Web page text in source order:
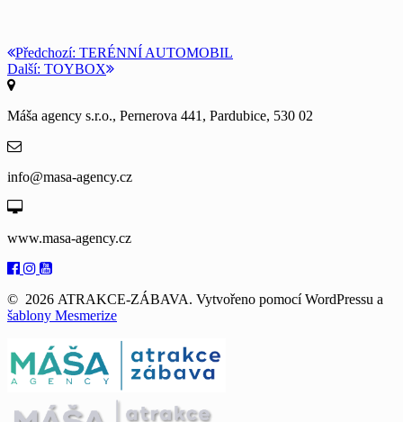
Navigace
pro
příspěvek
Předchozí: Předchozí
příspěvek:
TERÉNNÍ AUTOMOBIL
Další: Další
TOYBOX
Máša agency s.r.o., Pernerova 441, Pardubice, 530 02
info@masa-agency.cz
www.masa-agency.cz
© 2026 ATRAKCE-ZÁBAVA. Vytvořeno pomocí WordPressu a
šablony Mesmerize